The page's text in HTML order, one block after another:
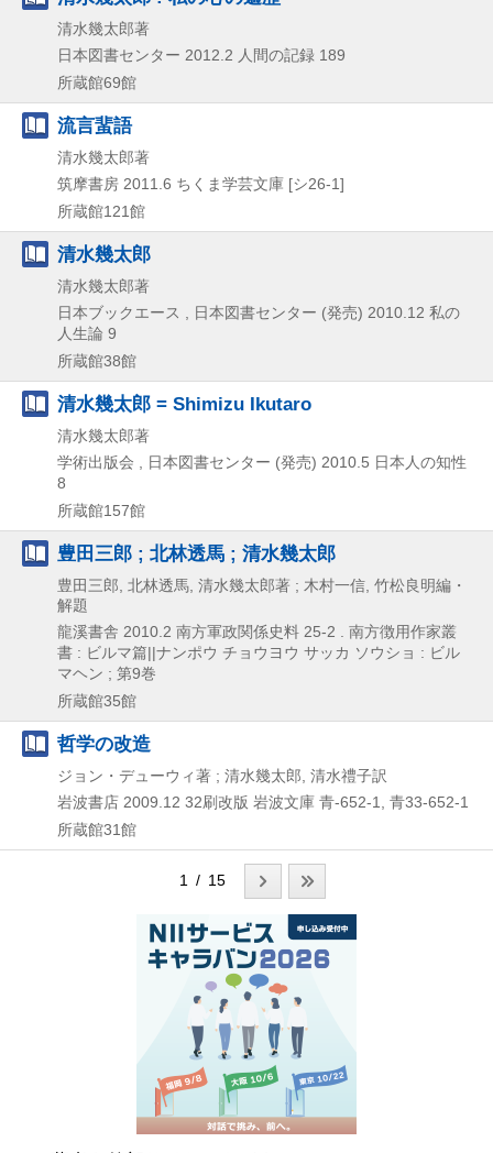
清水幾太郎著
日本図書センター 2012.2 人間の記録 189
所蔵館69館
流言蜚語
清水幾太郎著
筑摩書房 2011.6 ちくま学芸文庫 [シ26-1]
所蔵館121館
清水幾太郎
清水幾太郎著
日本ブックエース , 日本図書センター (発売) 2010.12 私の
人生論 9
所蔵館38館
清水幾太郎 = Shimizu Ikutaro
清水幾太郎著
学術出版会 , 日本図書センター (発売) 2010.5 日本人の知性
8
所蔵館157館
豊田三郎 ; 北林透馬 ; 清水幾太郎
豊田三郎, 北林透馬, 清水幾太郎著 ; 木村一信, 竹松良明編・
解題
龍溪書舎 2010.2 南方軍政関係史料 25-2 . 南方徴用作家叢
書 : ビルマ篇||ナンポウ チョウヨウ サッカ ソウショ : ビル
マヘン ; 第9巻
所蔵館35館
哲学の改造
ジョン・デューウィ著 ; 清水幾太郎, 清水禮子訳
岩波書店 2009.12 32刷改版 岩波文庫 青-652-1, 青33-652-1
所蔵館31館
1 / 15